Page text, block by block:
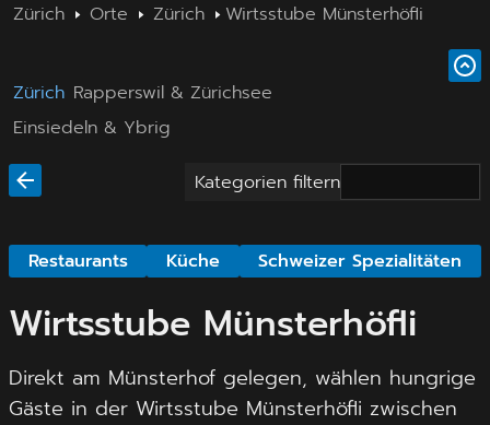
Zürich Orte Zürich Wirtsstube Münsterhöfli
Zürich Rapperswil & Zürichsee
Einsiedeln & Ybrig
Kategorien filtern
Restaurants Küche Schweizer Spezialitäten
Wirtsstube Münsterhöfli
Direkt am Münsterhof gelegen, wählen hungrige
Gäste in der Wirtsstube Münsterhöfli zwischen